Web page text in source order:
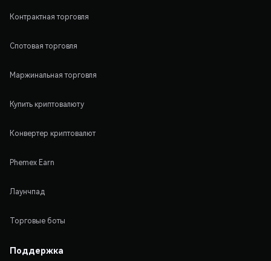
Контрактная торговля
Спотовая торговля
Маржинальная торговля
Купить криптовалюту
Конвертер криптовалют
Phemex Earn
Лаунчпад
Торговые боты
Поддержка